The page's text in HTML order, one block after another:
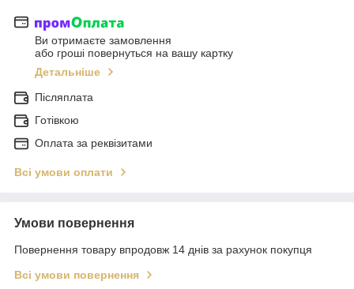
Ви отримаєте замовлення
або гроші повернуться на вашу картку
Детальніше
Післяплата
Готівкою
Оплата за реквізитами
Всі умови оплати
Умови повернення
Повернення товару впродовж 14 днів за рахунок покупця
Всі умови повернення